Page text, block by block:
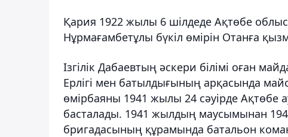
Қария 1922 жылы 6 шілдеде Ақтөбе
Нұрмағамбетұлы бүкіл өмірін Отанға
Ізгілік Дабаевтың әскери білімі оған
Ерлігі мен батылдығының арқасында
өмірбаяны 1941 жылы 24 сәуірде
басталады. 1941 жылдың маусымынан
бригадасының құрамында батальон